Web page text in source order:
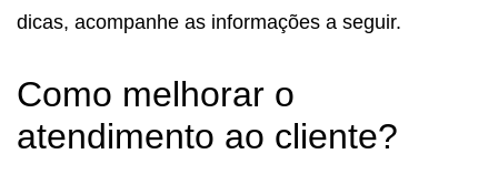
dicas, acompanhe as informações a seguir.
Como melhorar o
atendimento ao cliente?